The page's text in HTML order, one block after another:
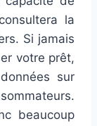
la
Si jamais
votre prêt,
sur
beaucoup